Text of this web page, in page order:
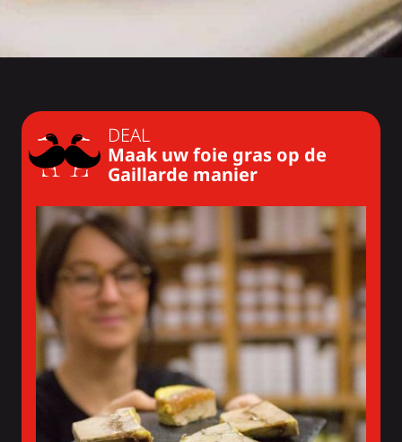
DEAL
Maak uw foie gras op de
Gaillarde manier